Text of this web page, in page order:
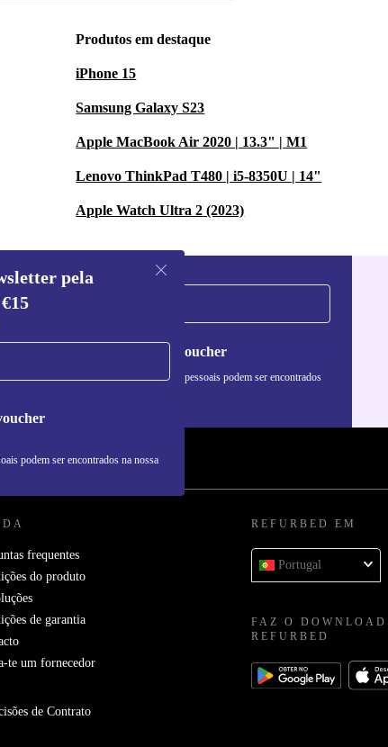
Produtos em destaque
iPhone 15
Samsung Galaxy S23
Apple MacBook Air 2020 | 13.3" | M1
Lenovo ThinkPad T480 | i5-8350U | 14"
Apple Watch Ultra 2 (2023)
pela
podem ser encontrados na nossa
Pedir voucher
Informações sobre o uso de dados pessoais podem ser encontrados
frequentes
do produto
de garantia
te um fornecedor
de Contrato
REFURBED EM
Portugal
FAZ O
REFURBED